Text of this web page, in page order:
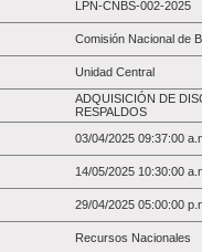
LPN-CNBS-002-2025
Comisión Nacional de
Unidad Central
ADQUISICIÓN DE
RESPALDOS
03/04/2025 09:37:00
14/05/2025 10:30:00
29/04/2025 05:00:00
Recursos Nacionales